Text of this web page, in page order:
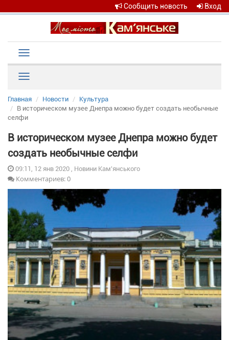
Сообщить новость Вход
navigation
Главная Новости
Культура
В историческом музее Днепра можно будет создать необычные
селфи
В историческом музее Днепра можно будет
создать необычные селфи
09:11, 12 янв 2020 , Новини Кам'янського
Комментариев: 0